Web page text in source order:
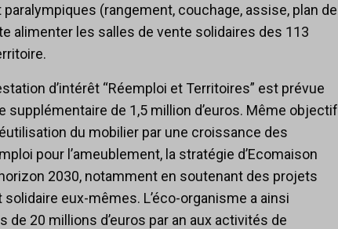
(rangement, couchage, assise, plan de
alimenter les salles de vente solidaires des 113
d’intérêt “Réemploi et Territoires” est prévue
de 1,5 million d’euros. Même objectif
du mobilier par une croissance des
pour l’ameublement, la stratégie d’Ecomaison
2030, notamment en soutenant des projets
eux-mêmes. L’éco-organisme a ainsi
20 millions d’euros par an aux activités de